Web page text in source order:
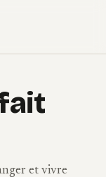
et vivre